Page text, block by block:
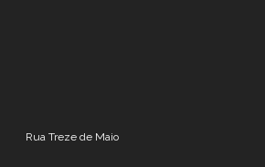
Rua Treze de Maio